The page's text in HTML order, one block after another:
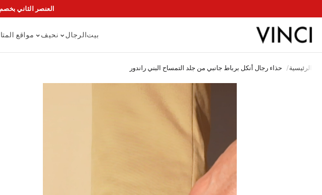
العنصر الثاني بخصم 50%
بيتالرجال نحيف مواقع
الرئيسية/ حذاء رجال أنكل برباط جانبي من جلد التمساح البني راندور